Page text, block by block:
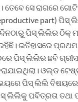
ତେବେ ସେ ରାଗରେ
part)
ଦିନଠାରୁ ପିସ୍ ଲିଲିର ଠିକ୍
ଇତିହାସରେ
ପିସ୍ ଲିଲିର ଛବି
ଓଲ୍ଡ
ପିସ୍ ଲିଲି ବିଷୟରେ
ଲିଲିକୁ ପବିତ୍ରତା ତଥା